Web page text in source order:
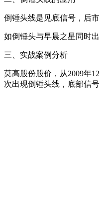
倒锤头线是见底信号，后
如倒锤头与早晨之星同时
三、实战案例分析
莫高股份股价，从2009年
次出现倒锤头线，底部信